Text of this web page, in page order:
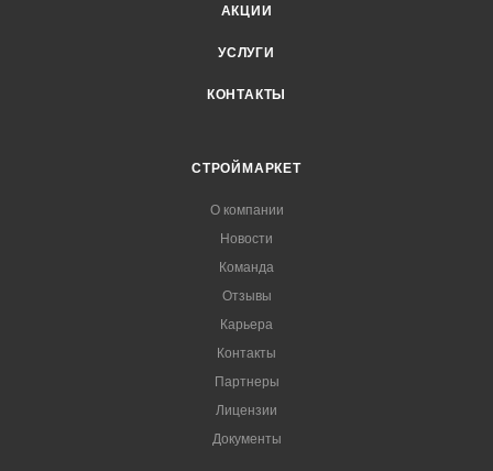
АКЦИИ
УСЛУГИ
КОНТАКТЫ
СТРОЙМАРКЕТ
О компании
Новости
Команда
Отзывы
Карьера
Контакты
Партнеры
Лицензии
Документы